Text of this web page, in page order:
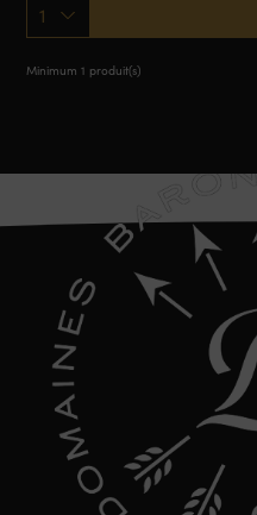
1
Minimum 1 produit(s)